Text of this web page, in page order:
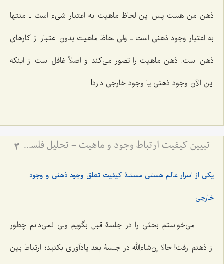
ذهن من هست پس این لحاظ ماهیت به اعتبار شیء است ـ منتها
به اعتبار وجود ذهنی است ـ ولی لحاظ ماهیت بدون اعتبار از کارهای
ذهن است. ذهن ماهیت را تصور می‌کند و اصلاً غافل است از اینکه
این الآن وجود ذهنی یا وجود خارجی دارد!
تبیین کیفیت ارتباط وجود و ماهیت - تحلیل فلسفی نحوه حمل وجود بر ماهیت و رفع شبهات 3
یکی از اسرار عالم هستی مسئلۀ کیفیت تعلق وجود ذهنی و وجود
خارجی
می‌خواستم بحثی را در جلسۀ قبل بگویم ولی نمی‌دانم چطور
از ذهنم رفت! حالا إن‌شاءالله در جلسۀ بعد یادآوری بکنید؛ ارتباط بین